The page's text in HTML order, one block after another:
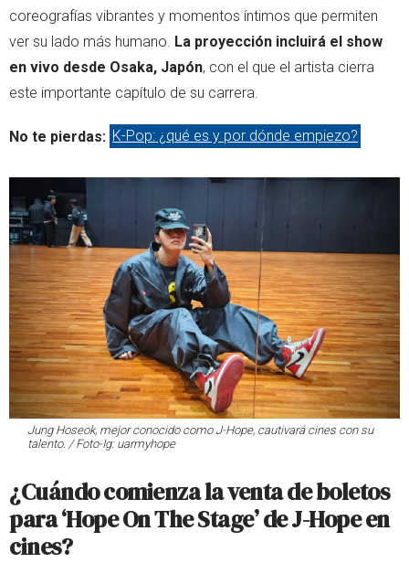
coreografías vibrantes y momentos íntimos que permiten
ver su lado más humano. La proyección incluirá el show
en vivo desde Osaka, Japón, con el que el artista cierra
este importante capítulo de su carrera.
No te pierdas: K-Pop: ¿qué es y por dónde empiezo?
Jung Hoseok, mejor conocido como J-Hope, cautivará cines con su
talento. / Foto-Ig: uarmyhope
¿Cuándo comienza la venta de boletos
para ‘Hope On The Stage’ de J-Hope en
cines?